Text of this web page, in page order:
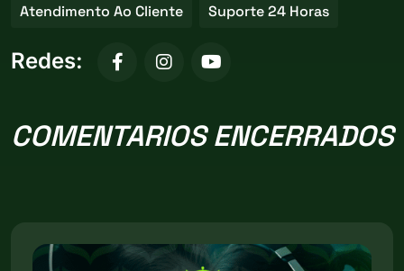
Atendimento Ao Cliente
Suporte 24 Horas
Redes:
COMENTARIOS ENCERRADOS